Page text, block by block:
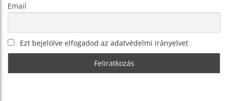
Email
Ezt bejelölve elfogadod az adatvédelmi irányelvet